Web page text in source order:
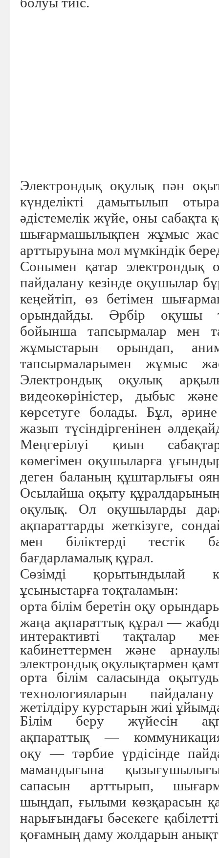
Электрондық оқулық пән
күнделікті дамытылып
әдістемелік жүйе, оны
шығармашылықпен жұмыс
арттыруына мол мүмкіндік
Сонымен қатар электрондық
пайдалану кезінде оқушылар
кеңейтіп, өз бетімен
орындайды. Әрбір оқушы
бойынша тапсырмалар мен
жұмыстарын орындап,
тапсырмаларымен жұмыс
Электрондық оқулық
видеокөріністер, дыбыс
көрсетуге болады. Бұл, әрине
жазып түсіндіргенінен
Меңгерілуі қиын
көмегімен оқушыларға
деген баланың құштарлығы
Осылайша оқыту
оқулық. Ол оқушыларды
ақпараттарды жеткізуге,
мен біліктерді тестік
бағдарламалық құрал.
Сөзімді қорытындылай
ұсыныстарға тоқталамын:
орта білім беретін оқу
жаңа ақпараттық құрал —
интерактивті тақталар
кабинеттермен және
электрондық оқулықтармен
орта білім саласында
технологияларын
жетілдіру курстарын жиі
Білім беру жүйесін
ақпараттық —
оқу — тәрбие үрдісінде
мамандығына
сапасын арттырып,
шыңдап, ғылыми көзқарасын
нарығындағы бәсекеге
қоғамның даму жолдарын